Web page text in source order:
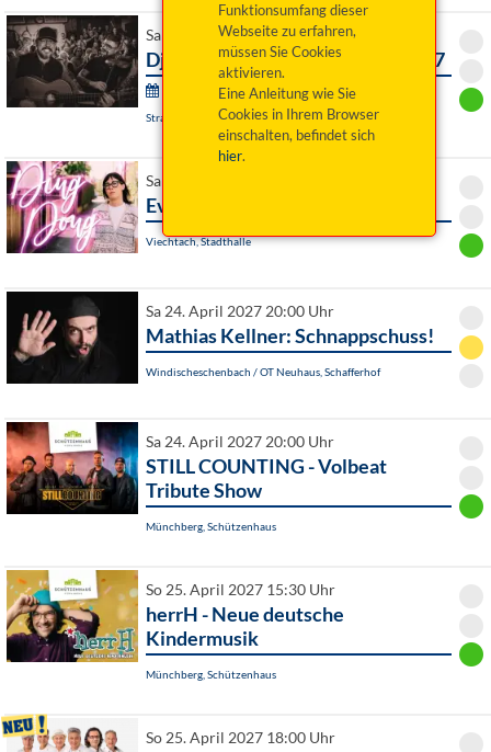
Funktionsumfang dieser
Webseite zu erfahren,
müssen Sie Cookies
aktivieren.
Eine Anleitung wie Sie
Cookies in Ihrem Browser
einschalten, befindet sich
hier.
Sa 24. April 2027 20:00 Uhr
Django 3000: unplugged-Tour 2027
30. Straubinger Kleinkunsttage 2026/27:
Straubing, Hotel Asam
Sa 24. April 2027 20:00 Uhr
Eva Karl Faltermeier: Ding Dong
Viechtach, Stadthalle
Sa 24. April 2027 20:00 Uhr
Mathias Kellner: Schnappschuss!
Windischeschenbach / OT Neuhaus, Schafferhof
Sa 24. April 2027 20:00 Uhr
STILL COUNTING - Volbeat
Tribute Show
Münchberg, Schützenhaus
So 25. April 2027 15:30 Uhr
herrH - Neue deutsche
Kindermusik
Münchberg, Schützenhaus
So 25. April 2027 18:00 Uhr